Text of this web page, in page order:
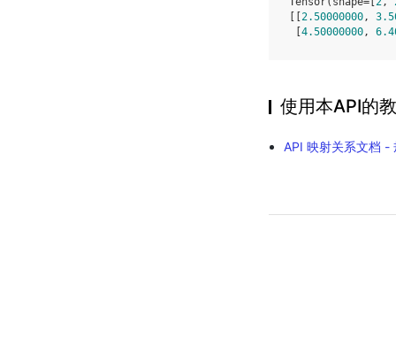
2.50000000,
4.50000000,
使用本API的
API 映射关系文档 -